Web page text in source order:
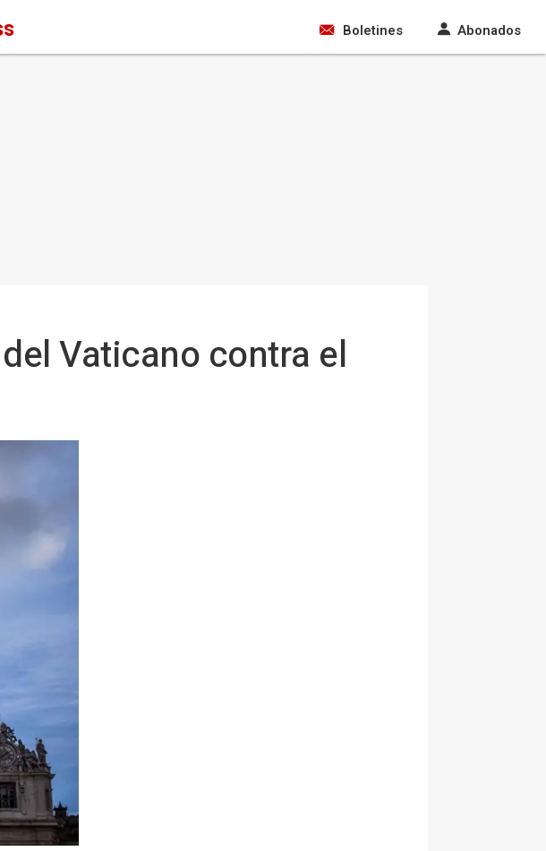
Boletines Abonados
Vaticano contra el